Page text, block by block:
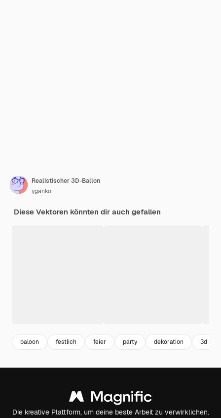
Realistischer 3D-Ballon
yganko
Diese Vektoren könnten dir auch gefallen
baloon festlich feier party dekoration 3d
Die kreative Plattform, um deine beste Arbeit zu verwirklichen.